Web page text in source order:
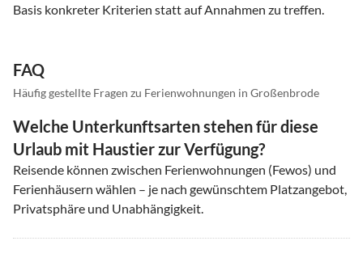
Basis konkreter Kriterien statt auf Annahmen zu treffen.
FAQ
Häufig gestellte Fragen zu Ferienwohnungen in Großenbrode
Welche Unterkunftsarten stehen für diese
Urlaub mit Haustier zur Verfügung?
Reisende können zwischen Ferienwohnungen (Fewos) und
Ferienhäusern wählen – je nach gewünschtem Platzangebot,
Privatsphäre und Unabhängigkeit.